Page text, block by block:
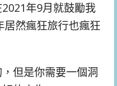
年9月就鼓勵我
然瘋狂旅行也瘋狂
但是你需要一個洞